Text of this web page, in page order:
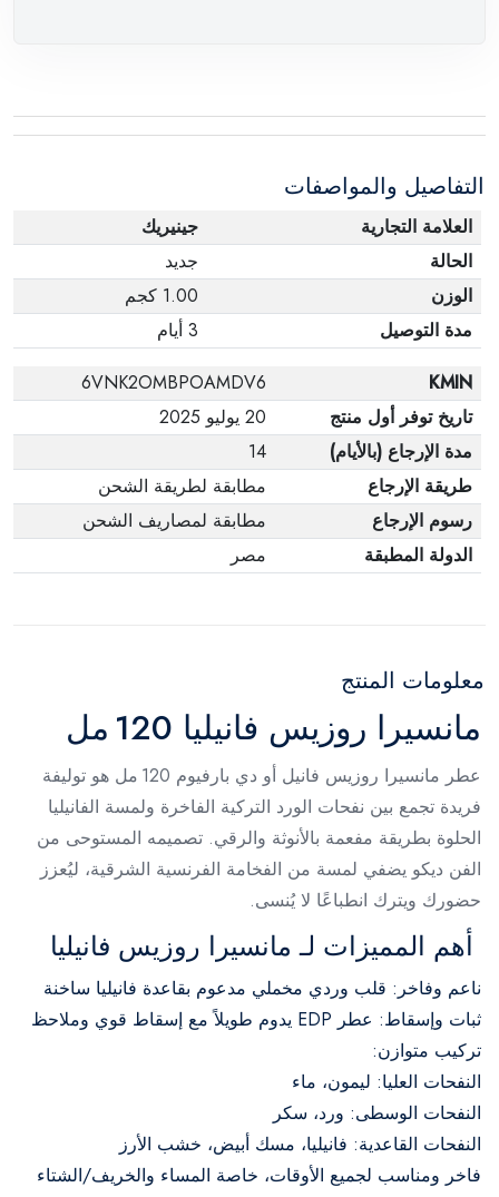
التفاصيل والمواصفات
العلامة التجارية
جينيريك
الحالة
جديد
الوزن
1.00 كجم
مدة التوصيل
3 أيام
KMIN
6VNK2OMBPOAMDV6
تاريخ توفر أول منتج
20 يوليو 2025
مدة الإرجاع (بالأيام)
14
طريقة الإرجاع
مطابقة لطريقة الشحن
رسوم الإرجاع
مطابقة لمصاريف الشحن
الدولة المطبقة
مصر
معلومات المنتج
مانسيرا روزيس فانيليا 120 مل
عطر مانسيرا روزيس فانيل أو دي بارفيوم 120 مل هو توليفة
فريدة تجمع بين نفحات الورد التركية الفاخرة ولمسة الفانيليا
الحلوة بطريقة مفعمة بالأنوثة والرقي. تصميمه المستوحى من
الفن ديكو يضفي لمسة من الفخامة الفرنسية الشرقية، ليُعزز
حضورك ويترك انطباعًا لا يُنسى.
أهم المميزات لـ مانسيرا روزيس فانيليا
ناعم وفاخر: قلب وردي مخملي مدعوم بقاعدة فانيليا ساخنة
ثبات وإسقاط: عطر EDP يدوم طويلاً مع إسقاط قوي وملاحظ
تركيب متوازن:
النفحات العليا: ليمون، ماء
النفحات الوسطى: ورد، سكر
النفحات القاعدية: فانيليا، مسك أبيض، خشب الأرز
فاخر ومناسب لجميع الأوقات، خاصة المساء والخريف/الشتاء